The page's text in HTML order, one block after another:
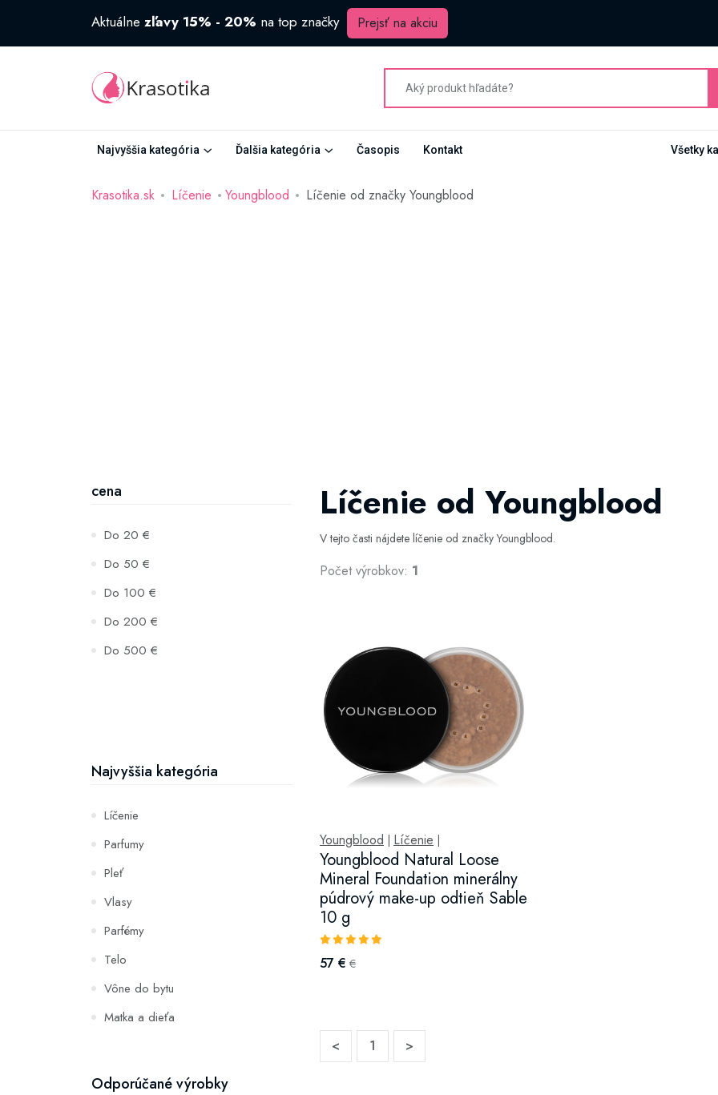
Aktuálne zľavy 15% - 20% na top značky Prejsť na akciu
Najvyššia kategória Ďalšia kategória Časopis Kontakt Všetky
Krasotika.sk Líčenie Youngblood Líčenie od značky Youngblood
cena
Do 20 €
Do 50 €
Do 100 €
Do 200 €
Do 500 €
Najvyššia kategória
Líčenie
Parfumy
Pleť
Vlasy
Parfémy
Telo
Vône do bytu
Matka a dieťa
Hydratácia a výživa pleti
Odporúčané výrobky
Líčenie od Youngblood
V tejto časti nájdete líčenie od značky Youngblood.
Počet výrobkov: 1
Youngblood Líčenie
Youngblood Natural Loose
Mineral Foundation minerálny
púdrový make-up odtieň Sable
10 g
57 € €
< 1 >